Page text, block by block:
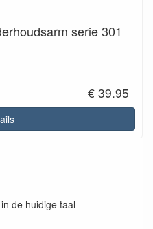
serie 301
€ 39.95
de huidige taal